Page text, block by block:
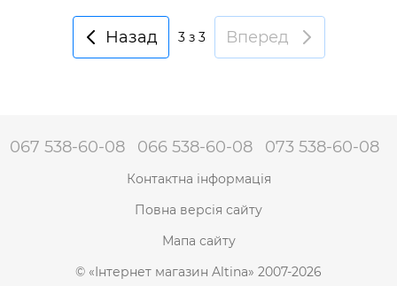
Назад 3з 3 Вперед
067 538-60-08 066 538-60-08 073 538-60-08
Контактна інформація
Повна версія сайту
Мапа сайту
© «Інтернет магазин Altina» 2007-2026